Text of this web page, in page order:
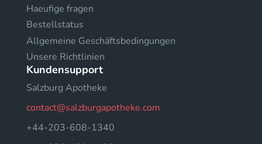
Haeufige fragen
Bestellstatus
Allgemeine Geschäftsbedingungen
Unsere Richtlinien
Kundensupport
Salzburg Apotheke
contact@salzburgapotheke.com
+44-203-608-1340